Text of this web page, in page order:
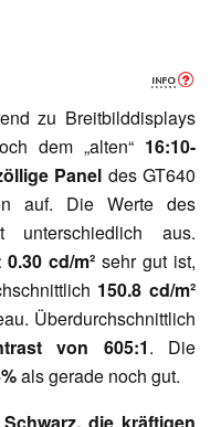
zu Breitbilddisplays
dem „alten“ 16:10-
Panel des GT640
auf. Die Werte des
aus.
cd/m² sehr gut ist,
150.8 cd/m²
Überdurchschnittlich
von 605:1. Die
als gerade noch gut.
die kräftigen